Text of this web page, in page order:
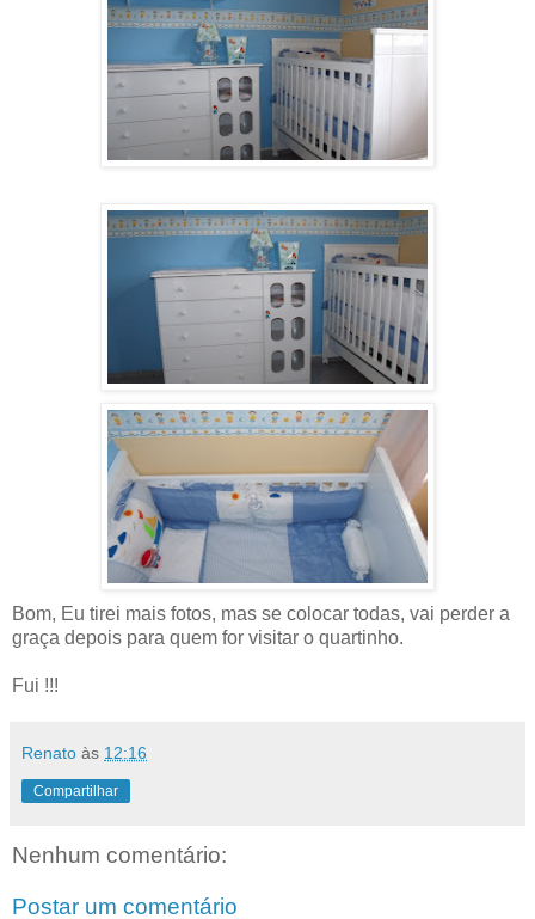
Bom, Eu tirei mais fotos, mas se colocar todas, vai perder a
graça depois para quem for visitar o quartinho.
Fui !!!
Renato às 12:16
Compartilhar
Nenhum comentário:
Postar um comentário